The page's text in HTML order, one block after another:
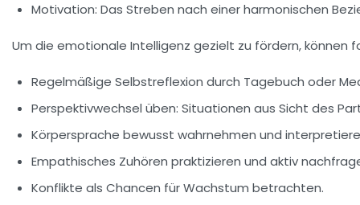
Motivation: Das Streben nach einer harmonischen
Um die emotionale Intelligenz gezielt zu fördern, können
Regelmäßige Selbstreflexion durch Tagebuch oder
Perspektivwechsel üben: Situationen aus Sicht des
Körpersprache bewusst wahrnehmen und
Empathisches Zuhören praktizieren und aktiv
Konflikte als Chancen für Wachstum betrachten.